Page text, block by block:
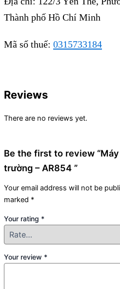
Thành phố Hồ Chí Minh
Mã số thuế: 0315733184
Reviews
There are no reviews yet.
Be the first to review
trường – AR854 ”
Your email address will not be
marked *
Your rating *
Your review *